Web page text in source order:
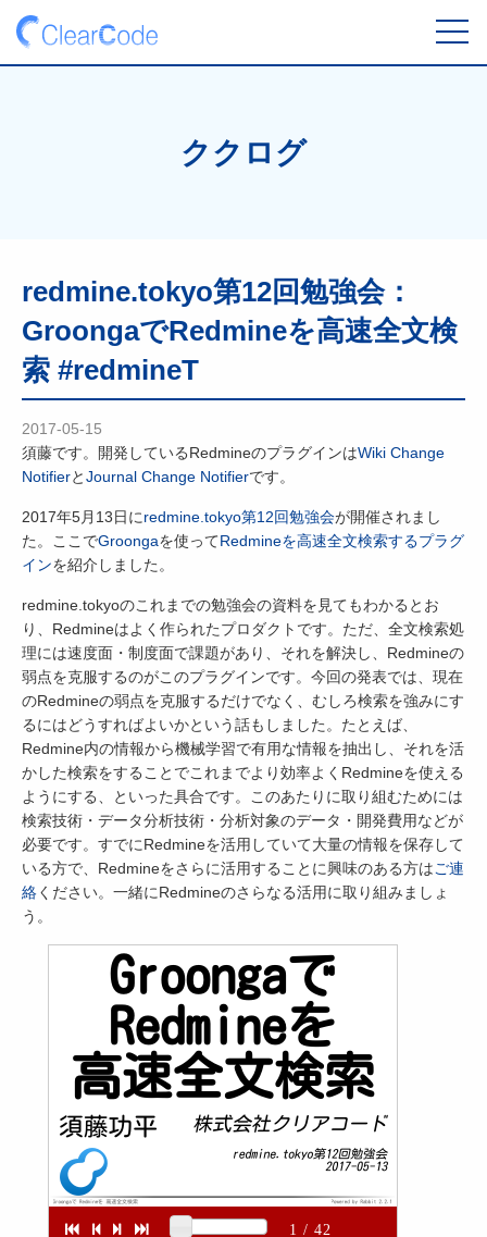
ククログ
redmine.tokyo第12回勉強会：
GroongaでRedmineを高速全文検
索 #redmineT
2017-05-15
須藤です。開発しているRedmineのプラグインはWiki Change
NotifierとJournal Change Notifierです。
2017年5月13日にredmine.tokyo第12回勉強会が開催されまし
た。ここでGroongaを使ってRedmineを高速全文検索するプラグ
インを紹介しました。
redmine.tokyoのこれまでの勉強会の資料を見てもわかるとお
り、Redmineはよく作られたプロダクトです。ただ、全文検索処
理には速度面・制度面で課題があり、それを解決し、Redmineの
弱点を克服するのがこのプラグインです。今回の発表では、現在
のRedmineの弱点を克服するだけでなく、むしろ検索を強みにす
るにはどうすればよいかという話もしました。たとえば、
Redmine内の情報から機械学習で有用な情報を抽出し、それを活
かした検索をすることでこれまでより効率よくRedmineを使える
ようにする、といった具合です。このあたりに取り組むためには
検索技術・データ分析技術・分析対象のデータ・開発費用などが
必要です。すでにRedmineを活用していて大量の情報を保存して
いる方で、Redmineをさらに活用することに興味のある方はご連
絡ください。一緒にRedmineのさらなる活用に取り組みましょ
う。